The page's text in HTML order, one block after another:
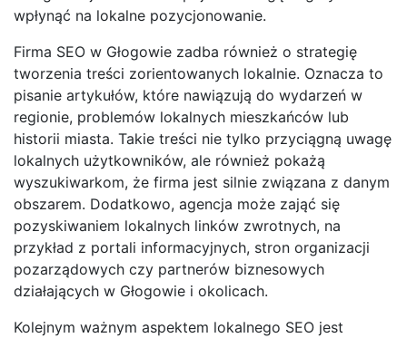
wpłynąć na lokalne pozycjonowanie.
Firma SEO w Głogowie zadba również o strategię
tworzenia treści zorientowanych lokalnie. Oznacza to
pisanie artykułów, które nawiązują do wydarzeń w
regionie, problemów lokalnych mieszkańców lub
historii miasta. Takie treści nie tylko przyciągną uwagę
lokalnych użytkowników, ale również pokażą
wyszukiwarkom, że firma jest silnie związana z danym
obszarem. Dodatkowo, agencja może zająć się
pozyskiwaniem lokalnych linków zwrotnych, na
przykład z portali informacyjnych, stron organizacji
pozarządowych czy partnerów biznesowych
działających w Głogowie i okolicach.
Kolejnym ważnym aspektem lokalnego SEO jest